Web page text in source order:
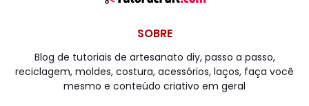
SOBRE
Blog de tutoriais de artesanato diy, passo a passo,
reciclagem, moldes, costura, acessórios, laços, faça você
mesmo e conteúdo criativo em geral